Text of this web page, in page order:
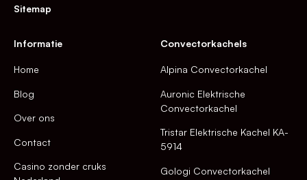
Sitemap
Informatie
Home
Blog
Over ons
Contact
Casino zonder cruks
Convectorkachels
Alpina Convectorkachel
Auronic Elektrische
Convectorkachel
Tristar Elektrische Kachel KA-
5914
Gologi Convectorkachel